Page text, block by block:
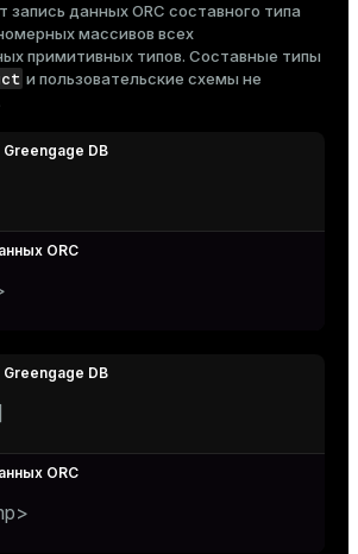
запись данных ORC составного типа
массивов всех
примитивных типов. Составные типы
и пользовательские схемы не